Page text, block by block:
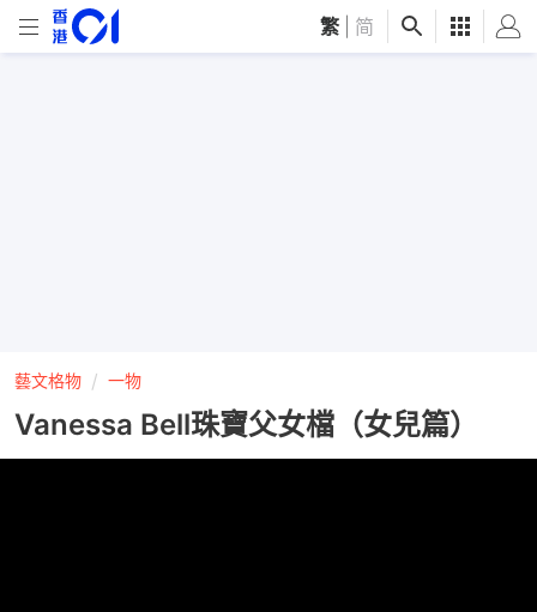
繁 简
藝文格物 一物
Vanessa Bell珠寶父女檔（女兒篇）